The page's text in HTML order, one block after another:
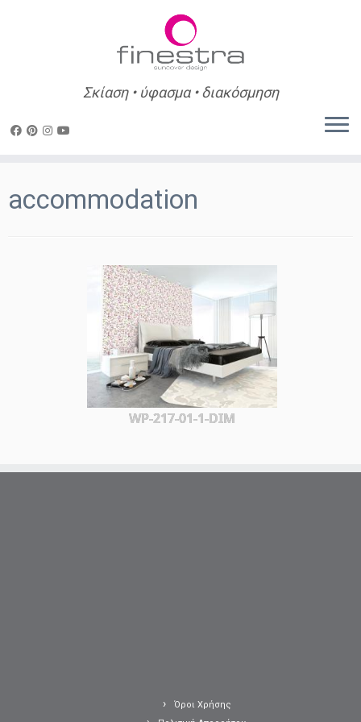
content
Σκίαση • ύφασμα • διακόσμηση
accommodation
WP-217-01-1-DIM
Όροι Χρήσης